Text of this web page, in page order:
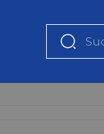
Suchen